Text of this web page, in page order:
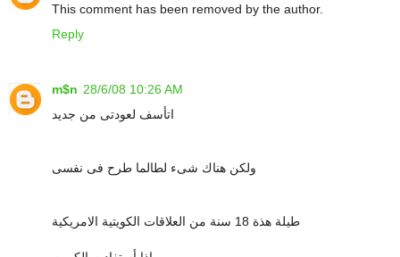
This comment has been removed by the author.
Reply
m$n 28/6/08 10:26 AM
اتأسف لعودتى من جديد
ولكن هناك شىء لطالما طرح فى نفسى
طيلة هذة 18 سنة من العلاقات الكويتية الامريكية